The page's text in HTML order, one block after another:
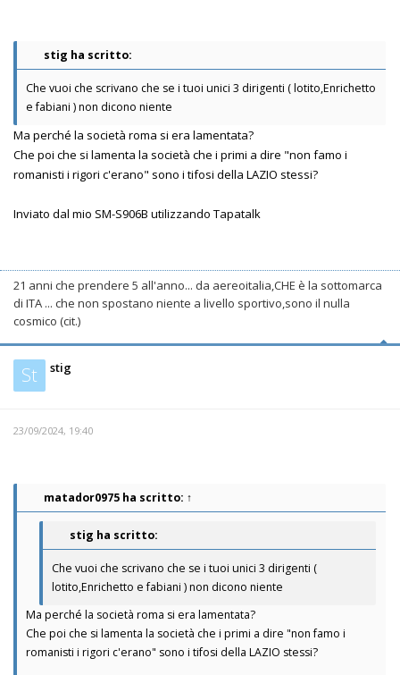
stig ha scritto:
Che vuoi che scrivano che se i tuoi unici 3 dirigenti ( lotito,Enrichetto
e fabiani ) non dicono niente
Ma perché la società roma si era lamentata?
Che poi che si lamenta la società che i primi a dire "non famo i
romanisti i rigori c'erano" sono i tifosi della LAZIO stessi?
Inviato dal mio SM-S906B utilizzando Tapatalk
21 anni che prendere 5 all'anno... da aereoitalia,CHE è la sottomarca
di ITA ... che non spostano niente a livello sportivo,sono il nulla
cosmico (cit.)
St stig
23/09/2024, 19:40
matador0975 ha scritto: ↑
stig ha scritto:
Che vuoi che scrivano che se i tuoi unici 3 dirigenti (
lotito,Enrichetto e fabiani ) non dicono niente
Ma perché la società roma si era lamentata?
Che poi che si lamenta la società che i primi a dire "non famo i
romanisti i rigori c'erano" sono i tifosi della LAZIO stessi?